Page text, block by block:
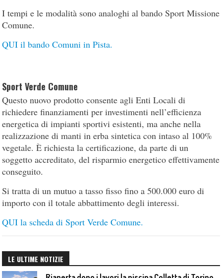
I tempi e le modalità sono analoghi al bando Sport Missione
Comune.
QUI il bando Comuni in Pista.
Sport Verde Comune
Questo nuovo prodotto consente agli Enti Locali di
richiedere finanziamenti per investimenti nell’efficienza
energetica di impianti sportivi esistenti, ma anche nella
realizzazione di manti in erba sintetica con intaso al 100%
vegetale. È richiesta la certificazione, da parte di un
soggetto accreditato, del risparmio energetico effettivamente
conseguito.
Si tratta di un mutuo a tasso fisso fino a 500.000 euro di
importo con il totale abbattimento degli interessi.
QUI la scheda di Sport Verde Comune.
LE ULTIME NOTIZIE